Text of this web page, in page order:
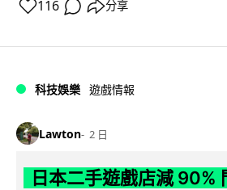
116 分享
科技娛樂 遊戲情報
Lawton 2 日
日本二手遊戲店減 90%